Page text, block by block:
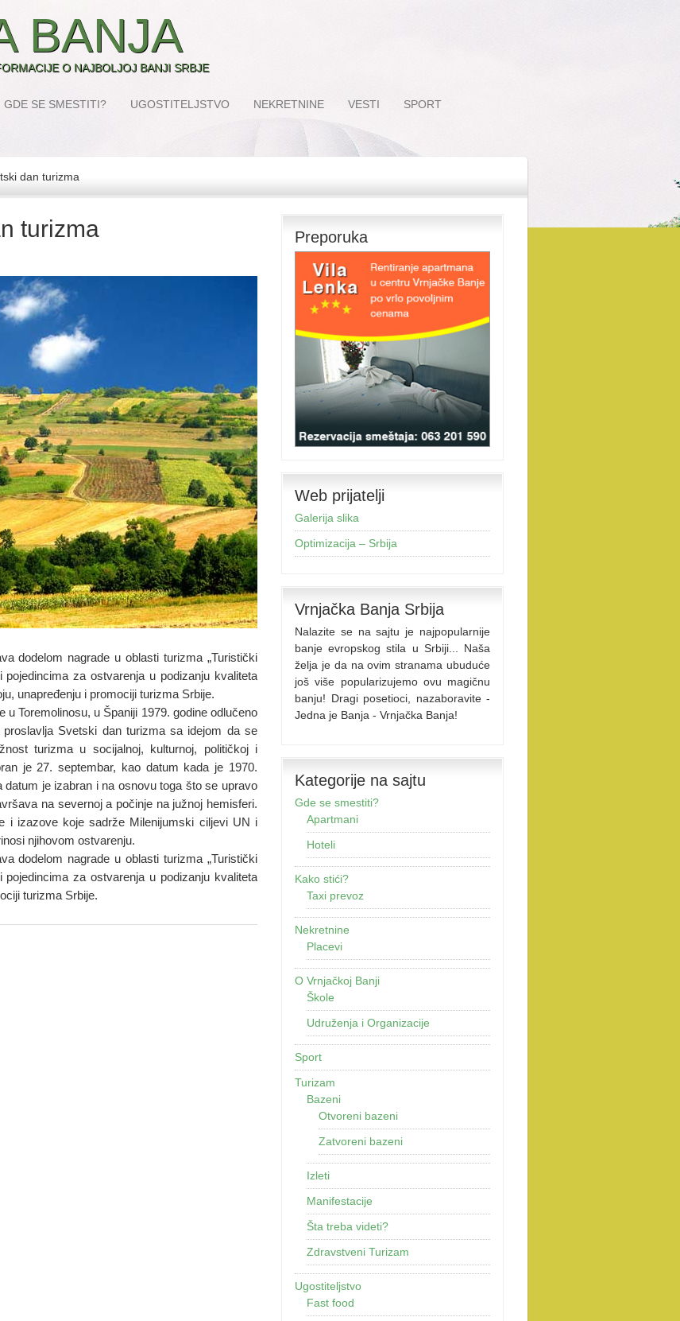
BANJA
O NAJBOLJOJ BANJI SRBJE
GDE SE SMESTITI? UGOSTITELJSTVO NEKRETNINE VESTI
SPORT
dan turizma
turizma
dodelom nagrade u oblasti turizma „Turistički
za ostvarenja u podizanju kvaliteta
unapređenju i promociji turizma Srbije.
Toremolinosu, u Španiji 1979. godine odlučeno
Svetski dan turizma sa idejom da se
turizma u socijalnoj, kulturnoj, političkoj i
je 27. septembar, kao datum kada je 1970.
je izabran i na osnovu toga što se upravo
na severnoj a počinje na južnoj hemisferi.
i izazove koje sadrže Milenijumski ciljevi UN i
njihovom ostvarenju.
dodelom nagrade u oblasti turizma „Turistički
za ostvarenja u podizanju kvaliteta
turizma Srbije.
Preporuka
Web prijatelji
Galerija slika
Optimizacija – Srbija
Vrnjačka Banja Srbija
Nalazite se na sajtu je najpopularnije
banje evropskog stila u Srbiji... Naša
želja je da na ovim stranama ubuduće
još više popularizujemo ovu magičnu
banju! Dragi posetioci, nazaboravite -
Jedna je Banja - Vrnjačka Banja!
Kategorije na sajtu
Gde se smestiti?
Apartmani
Hoteli
Kako stići?
Taxi prevoz
Nekretnine
Placevi
O Vrnjačkoj Banji
Škole
Udruženja i Organizacije
Sport
Turizam
Bazeni
Otvoreni bazeni
Zatvoreni bazeni
Izleti
Manifestacije
Šta treba videti?
Zdravstveni Turizam
Ugostiteljstvo
Fast food